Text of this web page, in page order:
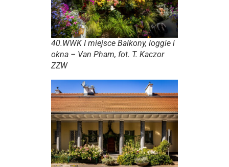
40.WWK I miejsce Balkony, loggie i
okna – Van Pham, fot. T. Kaczor
ZZW